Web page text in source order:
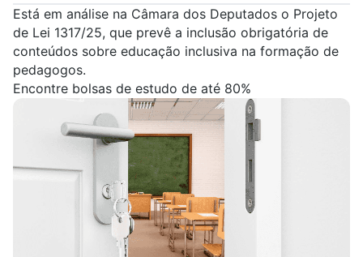
Está em análise na Câmara dos Deputados o Projeto
de Lei 1317/25, que prevê a inclusão obrigatória de
conteúdos sobre educação inclusiva na formação de
pedagogos.
Encontre bolsas de estudo de até 80%